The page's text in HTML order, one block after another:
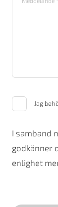
Jag
I samband
godkänner
enlighet